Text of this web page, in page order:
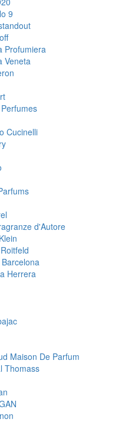
9
Profumiera
Veneta
Cucinelli
d'Autore
Herrera
Maison De Parfum
Thomass